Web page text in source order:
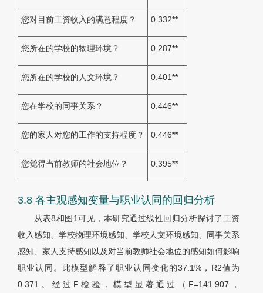
您对目前工资收入的满意程度？ 0.332**
您所在的学校的物理环境？ 0.287**
您所在的学校的人文环境？ 0.401**
您在学校的同事关系？ 0.446**
您的家人对您的工作的支持程度？ 0.446**
您觉得当前教师的社会地位？ 0.395**
3.8 各主观感知变量与职业认同的回归分析
从表8和图1可见，本研究通过线性回归分析探讨了工资
收入感知、学校物理环境感知、学校人文环境感知、同事关系
感知、家人支持感知以及对当前教师社会地位的感知如何影响
职业认同。此模型解释了职业认同变化的37.1%， R2值为
0.371。经过 F 检验，模型显著通过（ F=141.907，